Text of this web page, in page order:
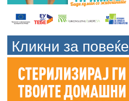
Кликни за повеќе